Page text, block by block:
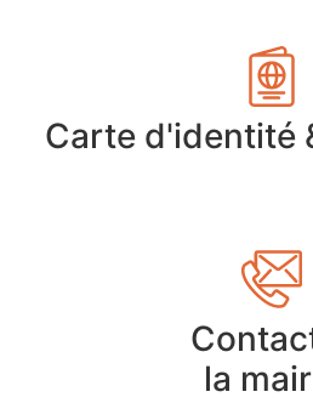
Carte d'identité
la